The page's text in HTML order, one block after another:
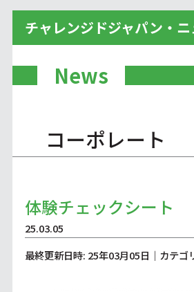
チャレンジドジャパン・ニ
News
コーポレート
体験チェックシート
25.03.05
最終更新日時: 25年03月05日｜カテゴ